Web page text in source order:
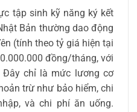
tập sinh kỹ năng ký kết
Bản thường dao động
(tính theo tỷ giá hiện tại
đồng/tháng, với
chỉ là mức lương cơ
trừ như bảo hiểm, chi
và chi phí ăn uống.